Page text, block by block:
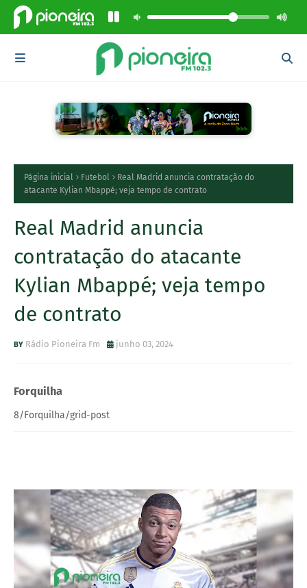
Página inicial Futebol
Real Madrid anuncia contratação do
atacante Kylian Mbappé; veja tempo de contrato
Real Madrid anuncia
contratação do atacante
Kylian Mbappé; veja tempo
de contrato
Rádio Pioneira Fm junho 03, 2024
Forquilha
8/Forquilha/grid-post